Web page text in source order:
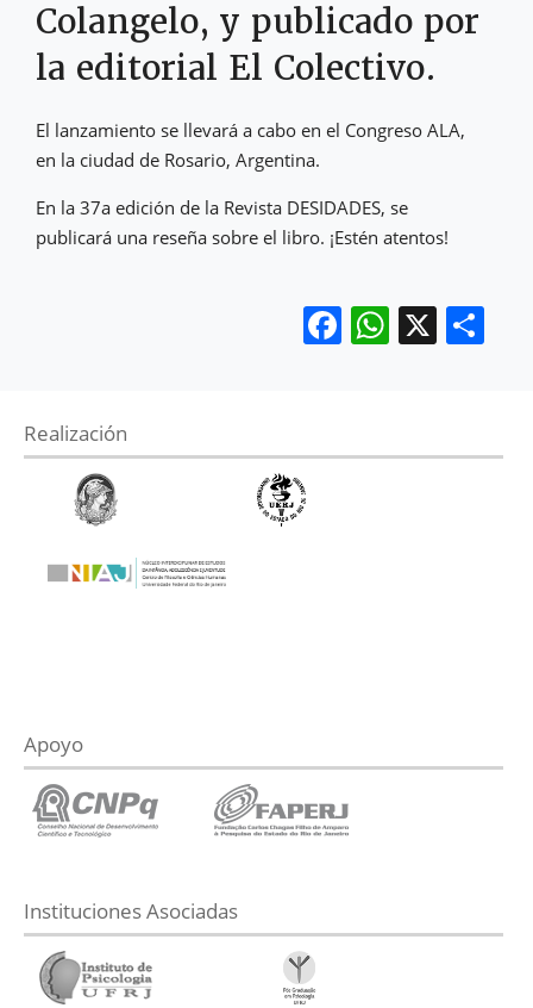
Colangelo, y publicado por
la editorial El Colectivo.
El lanzamiento se llevará a cabo en el Congreso ALA,
en la ciudad de Rosario, Argentina.
En la 37a edición de la Revista DESIDADES, se
publicará una reseña sobre el libro. ¡Estén atentos!
Facebook
X
Realización
Apoyo
Instituciones Asociadas